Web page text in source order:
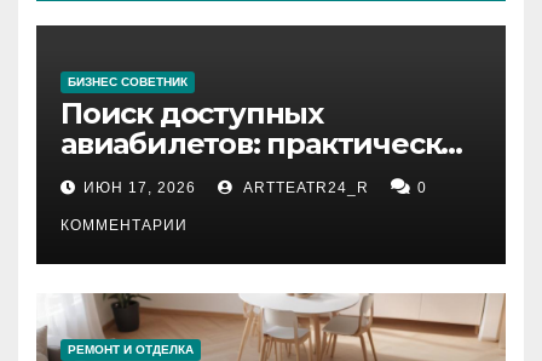
БИЗНЕС СОВЕТНИК
Поиск доступных
авиабилетов: практические
рекомендации
ИЮН 17, 2026 ARTTEATR24_R 0
КОММЕНТАРИИ
РЕМОНТ И ОТДЕЛКА